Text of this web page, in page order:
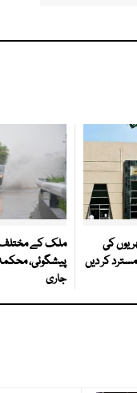
کی
کر دیں
ملک کے مختلف
پیشگوئی،
جاری